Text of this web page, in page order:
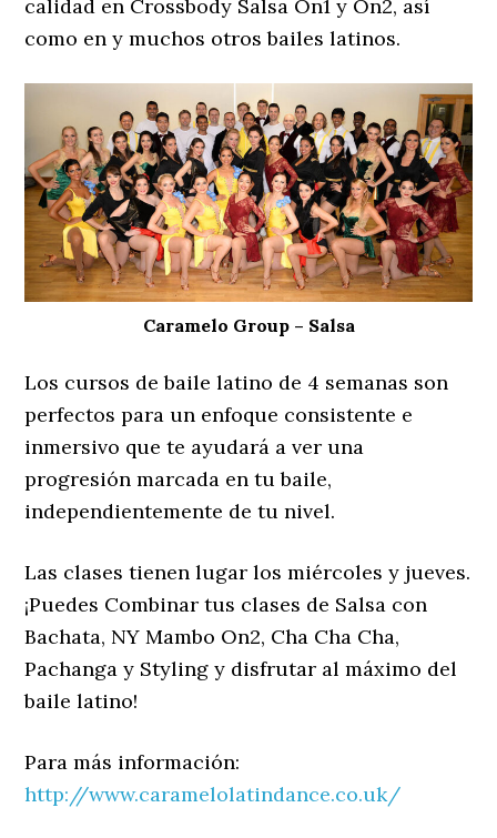
calidad en Crossbody Salsa On1 y On2, así
como en y muchos otros bailes latinos.
Caramelo Group – Salsa
Los cursos de baile latino de 4 semanas son
perfectos para un enfoque consistente e
inmersivo que te ayudará a ver una
progresión marcada en tu baile,
independientemente de tu nivel.
Las clases tienen lugar los miércoles y jueves.
¡Puedes Combinar tus clases de Salsa con
Bachata, NY Mambo On2, Cha Cha Cha,
Pachanga y Styling y disfrutar al máximo del
baile latino!
Para más información:
http://www.caramelolatindance.co.uk/